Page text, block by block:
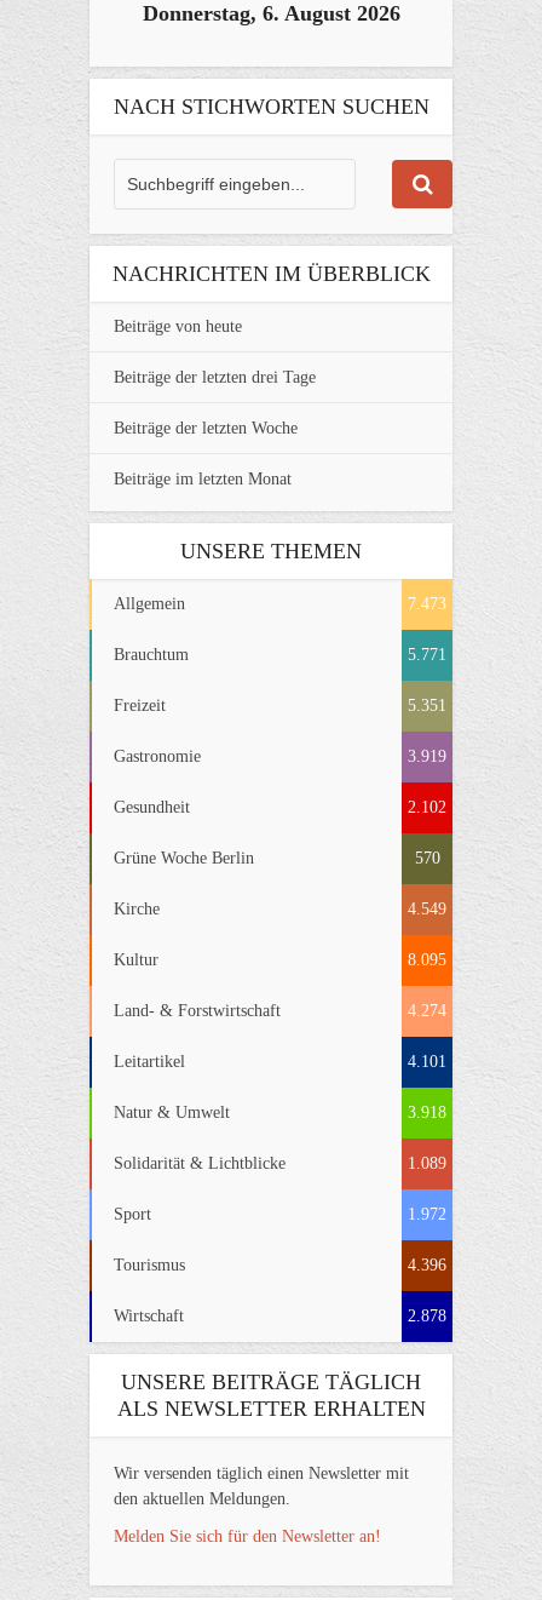
Donnerstag, 6. August 2026
NACH STICHWORTEN SUCHEN
NACHRICHTEN IM ÜBERBLICK
Beiträge von heute
Beiträge der letzten drei Tage
Beiträge der letzten Woche
Beiträge im letzten Monat
UNSERE THEMEN
Allgemein 7.473
Brauchtum 5.771
Freizeit 5.351
Gastronomie 3.919
Gesundheit 2.102
Grüne Woche Berlin 570
Kirche 4.549
Kultur 8.095
Land- & Forstwirtschaft 4.274
Leitartikel 4.101
Natur & Umwelt 3.918
Solidarität & Lichtblicke 1.089
Sport 1.972
Tourismus 4.396
Wirtschaft 2.878
UNSERE BEITRÄGE TÄGLICH
ALS NEWSLETTER ERHALTEN
Wir versenden täglich einen Newsletter mit
den aktuellen Meldungen.
Melden Sie sich für den Newsletter an!